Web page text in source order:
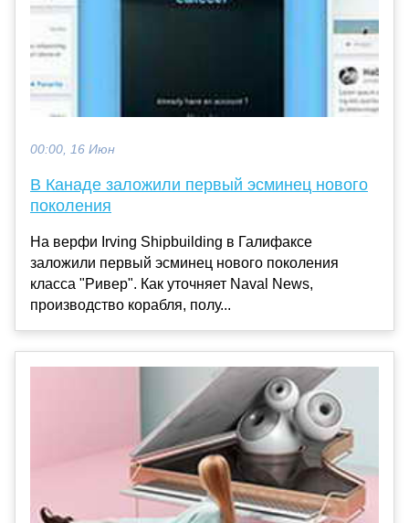
00:00, 16 Июн
В Канаде заложили первый эсминец нового
поколения
На верфи Irving Shipbuilding в Галифаксе
заложили первый эсминец нового поколения
класса "Ривер". Как уточняет Naval News,
производство корабля, полу...